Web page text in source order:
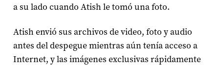
a su lado cuando Atish le tomó una foto.
Atish envió sus archivos de video, foto y audio
antes del despegue mientras aún tenía acceso a
Internet, y las imágenes exclusivas rápidamente